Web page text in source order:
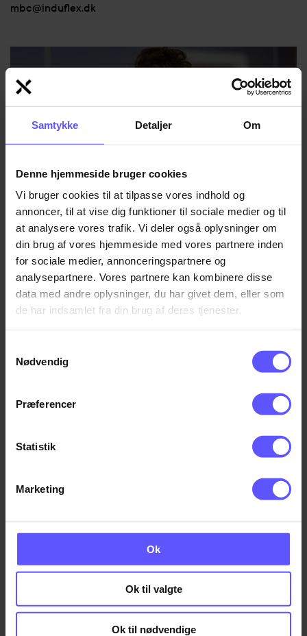
Samtykke Detaljer Om
Denne hjemmeside bruger cookies
Vi bruger cookies til at tilpasse vores indhold og
annoncer, til at vise dig funktioner til sociale medier og til
at analysere vores trafik. Vi deler også oplysninger om
din brug af vores hjemmeside med vores partnere inden
for sociale medier, annonceringspartnere og
analysepartnere. Vores partnere kan kombinere disse
data med andre oplysninger, du har givet dem, eller som
de har indsamlet fra din brug af deres tjenester.
Nødvendig
Præferencer
Statistik
Marketing
Ok
Ok til valgte
Ok til nødvendige
mbc@induflex.dk
Merethe Hviid Bonde
REGNSKABSASSISTENT
Tlf.+45 2566 0060
mhb@induflex.dk
Cecilie Kongerslev Jakobsen
ADMINISTRATIONS- OG MARKETINGKOORDINATOR